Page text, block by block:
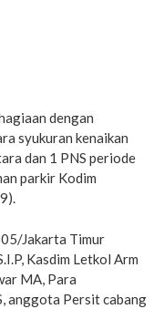
dengan
syukuran kenaikan
dan 1 PNS periode
parkir Kodim
Jakarta Timur
Kasdim Letkol Arm
MA, Para
anggota Persit cabang